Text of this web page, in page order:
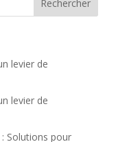
levier de
levier de
Solutions pour